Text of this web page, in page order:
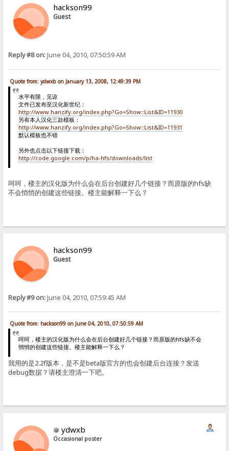
hackson99
Guest
Reply #8 on:June 04, 2010, 07:50:59 AM
Quote from: ydwxb on January 13, 2008, 12:49:39 PM
水平有限，见谅
文件已发布至汉化新世纪：
http://www.hanzify.org/index.php?Go=Show::List&ID=11930
另有本人汉化三款模板：
http://www.hanzify.org/index.php?Go=Show::List&ID=11931
默认模板也不错
另外也点击以下链接下载：
http://code.google.com/p/ha-hfs/downloads/list
呵呵，楼主的汉化版为什么会在后台创建好几个链接？而原版的hfs缺
不会悄悄的创建这些链接。楼主能解释一下么？
hackson99
Guest
Reply #9 on:June 04, 2010, 07:59:45 AM
Quote from: hackson99 on June 04, 2010, 07:50:59 AM
呵呵，楼主的汉化版为什么会在后台创建好几个链接？而原版的hfs缺不会
悄悄的创建这些链接。楼主能解释一下么？
我用的是2.2f版本，是不是beta版官方的也会创建后台连接？发送
debug数据？请楼主澄清一下吧。
ydwxb
Occasional poster